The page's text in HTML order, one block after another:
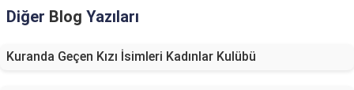
Diğer Blog Yazıları
Kuranda Geçen Kızı İsimleri Kadınlar Kulübü